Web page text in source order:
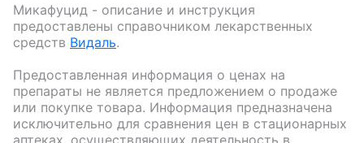
Микафуцид - описание и инструкция
предоставлены справочником лекарственных
средств Видаль.
Предоставленная информация о ценах на
препараты не является предложением о продаже
или покупке товара. Информация предназначена
исключительно для сравнения цен в стационарных
аптеках, осуществляющих деятельность в